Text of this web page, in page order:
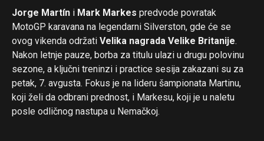
Jorge Martín i Mark Markes predvode povratak
MotoGP karavana na legendarni Silverston, gde će se
ovog vikenda održati Velika nagrada Velike Britanije.
Nakon letnje pauze, borba za titulu ulazi u drugu polovinu
sezone, a ključni treninzi i practice sesija zakazani su za
petak, 7. avgusta. Fokus je na lideru šampionata Martinu,
koji želi da odbrani prednost, i Markesu, koji je u naletu
posle odličnog nastupa u Nemačkoj.